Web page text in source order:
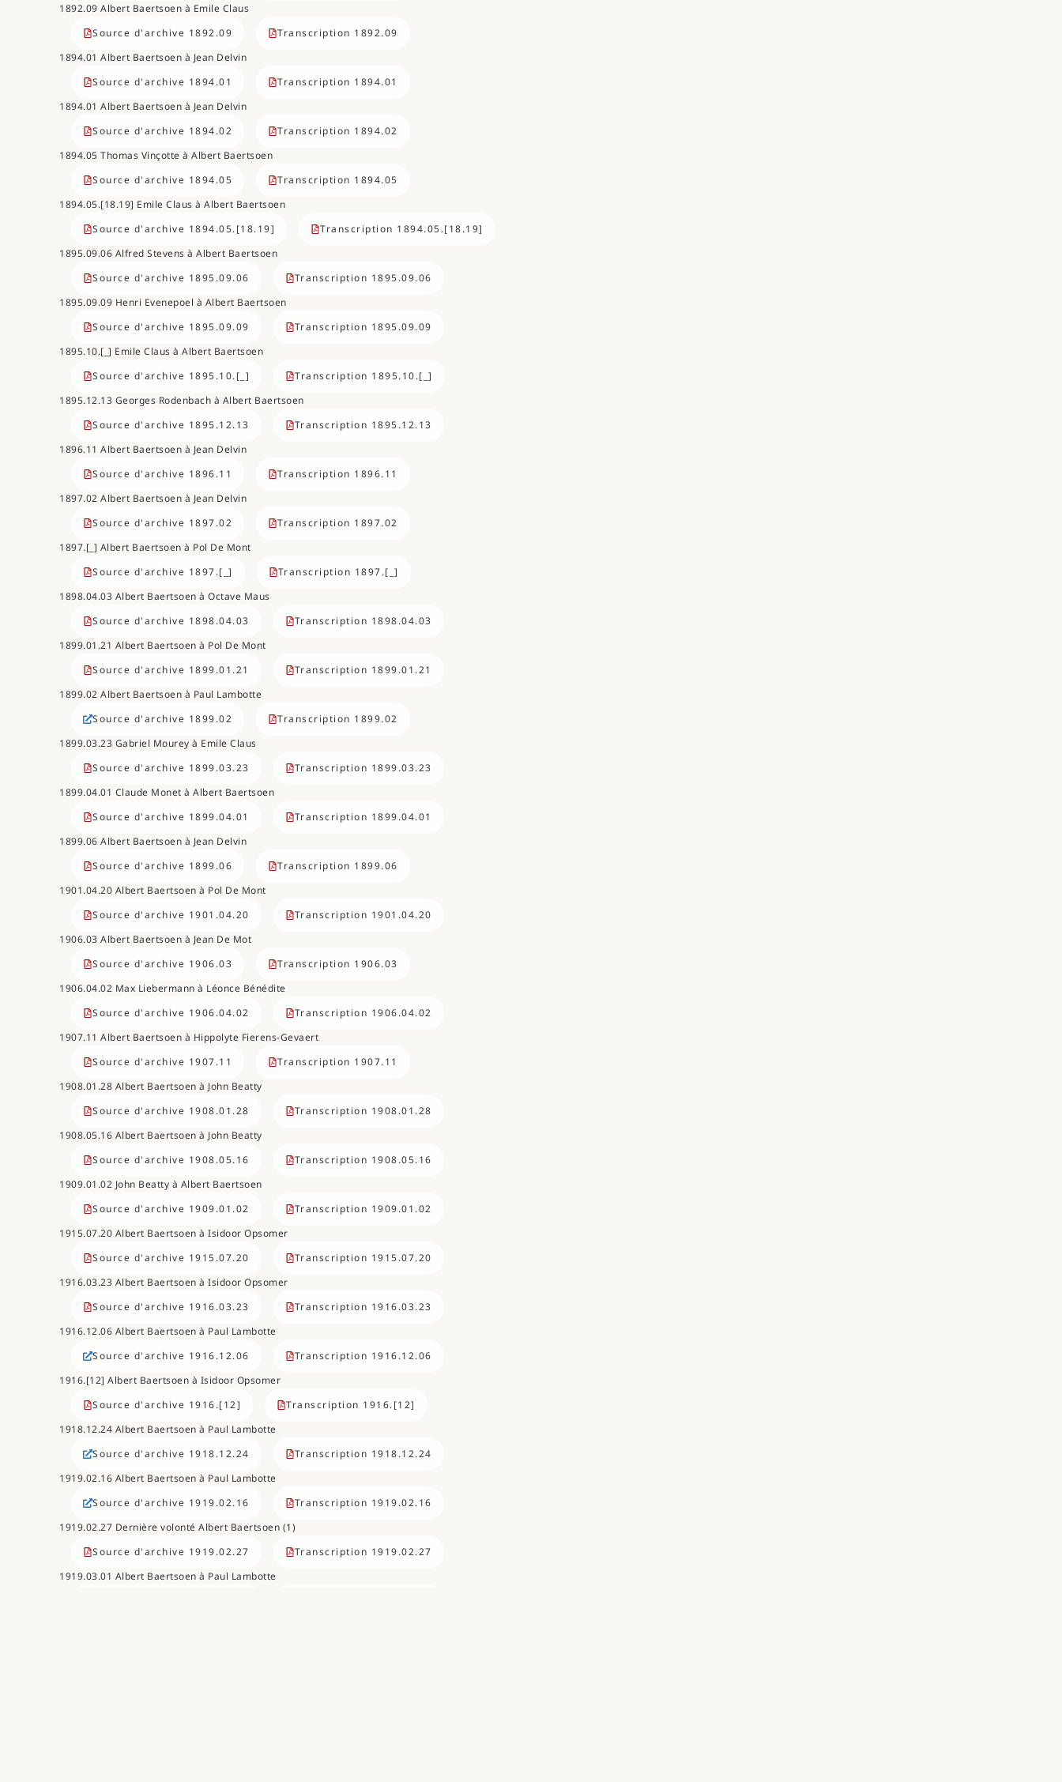
1892.09 Albert Baertsoen à Emile Claus
Source d'archive 1892.09
Transcription 1892.09
1894.01 Albert Baertsoen à Jean Delvin
Source d'archive 1894.01
Transcription 1894.01
1894.01 Albert Baertsoen à Jean Delvin
Source d'archive 1894.02
Transcription 1894.02
1894.05 Thomas Vinçotte à Albert Baertsoen
Source d'archive 1894.05
Transcription 1894.05
1894.05.[18.19] Emile Claus à Albert Baertsoen
Source d'archive 1894.05.[18.19]
Transcription 1894.05.[18.19]
1895.09.06 Alfred Stevens à Albert Baertsoen
Source d'archive 1895.09.06
Transcription 1895.09.06
1895.09.09 Henri Evenepoel à Albert Baertsoen
Source d'archive 1895.09.09
Transcription 1895.09.09
1895.10.[_] Emile Claus à Albert Baertsoen
Source d'archive 1895.10.[_]
Transcription 1895.10.[_]
1895.12.13 Georges Rodenbach à Albert Baertsoen
Source d'archive 1895.12.13
Transcription 1895.12.13
1896.11 Albert Baertsoen à Jean Delvin
Source d'archive 1896.11
Transcription 1896.11
1897.02 Albert Baertsoen à Jean Delvin
Source d'archive 1897.02
Transcription 1897.02
1897.[_] Albert Baertsoen à Pol De Mont
Source d'archive 1897.[_]
Transcription 1897.[_]
1898.04.03 Albert Baertsoen à Octave Maus
Source d'archive 1898.04.03
Transcription 1898.04.03
1899.01.21 Albert Baertsoen à Pol De Mont
Source d'archive 1899.01.21
Transcription 1899.01.21
1899.02 Albert Baertsoen à Paul Lambotte
Source d'archive 1899.02
Transcription 1899.02
1899.03.23 Gabriel Mourey à Emile Claus
Source d'archive 1899.03.23
Transcription 1899.03.23
1899.04.01 Claude Monet à Albert Baertsoen
Source d'archive 1899.04.01
Transcription 1899.04.01
1899.06 Albert Baertsoen à Jean Delvin
Source d'archive 1899.06
Transcription 1899.06
1901.04.20 Albert Baertsoen à Pol De Mont
Source d'archive 1901.04.20
Transcription 1901.04.20
1906.03 Albert Baertsoen à Jean De Mot
Source d'archive 1906.03
Transcription 1906.03
1906.04.02 Max Liebermann à Léonce Bénédite
Source d'archive 1906.04.02
Transcription 1906.04.02
1907.11 Albert Baertsoen à Hippolyte Fierens-Gevaert
Source d'archive 1907.11
Transcription 1907.11
1908.01.28 Albert Baertsoen à John Beatty
Source d'archive 1908.01.28
Transcription 1908.01.28
1908.05.16 Albert Baertsoen à John Beatty
Source d'archive 1908.05.16
Transcription 1908.05.16
1909.01.02 John Beatty à Albert Baertsoen
Source d'archive 1909.01.02
Transcription 1909.01.02
1915.07.20 Albert Baertsoen à Isidoor Opsomer
Source d'archive 1915.07.20
Transcription 1915.07.20
1916.03.23 Albert Baertsoen à Isidoor Opsomer
Source d'archive 1916.03.23
Transcription 1916.03.23
1916.12.06 Albert Baertsoen à Paul Lambotte
Source d'archive 1916.12.06
Transcription 1916.12.06
1916.[12] Albert Baertsoen à Isidoor Opsomer
Source d'archive 1916.[12]
Transcription 1916.[12]
1918.12.24 Albert Baertsoen à Paul Lambotte
Source d'archive 1918.12.24
Transcription 1918.12.24
1919.02.16 Albert Baertsoen à Paul Lambotte
Source d'archive 1919.02.16
Transcription 1919.02.16
1919.02.27 Dernière volonté Albert Baertsoen (1)
Source d'archive 1919.02.27
Transcription 1919.02.27
1919.03.01 Albert Baertsoen à Paul Lambotte